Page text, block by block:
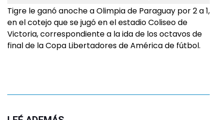
Tigre le ganó anoche a Olimpia de Paraguay por 2 a 1,
en el cotejo que se jugó en el estadio Coliseo de
Victoria, correspondiente a la ida de los octavos de
final de la Copa Libertadores de América de fútbol.